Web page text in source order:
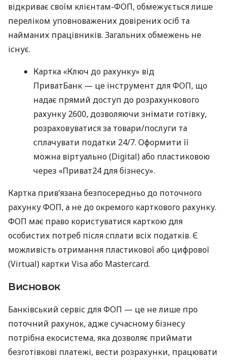
відкриває своїм клієнтам-ФОП, обмежується лише
переліком уповноважених довірених осіб та
найманих працівників. Загальних обмежень не
існує.
Картка «Ключ до рахунку» від
ПриватБанк — це інструмент для ФОП, що
надає прямий доступ до розрахункового
рахунку 2600, дозволяючи знімати готівку,
розраховуватися за товари/послуги та
сплачувати податки 24/7. Оформити її
можна віртуально (Digital) або пластиковою
через «Приват24 для бізнесу».
Картка прив’язана безпосередньо до поточного
рахунку ФОП, а не до окремого карткового рахунку.
ФОП має право користуватися карткою для
особистих потреб після сплати всіх податків. Є
можливість отримання пластикової або цифрової
(Virtual) картки Visa або Mastercard.
Висновок
Банківський сервіс для ФОП — це не лише про
поточний рахунок, адже сучасному бізнесу
потрібна екосистема, яка дозволяє приймати
безготівкові платежі, вести розрахунки, працювати